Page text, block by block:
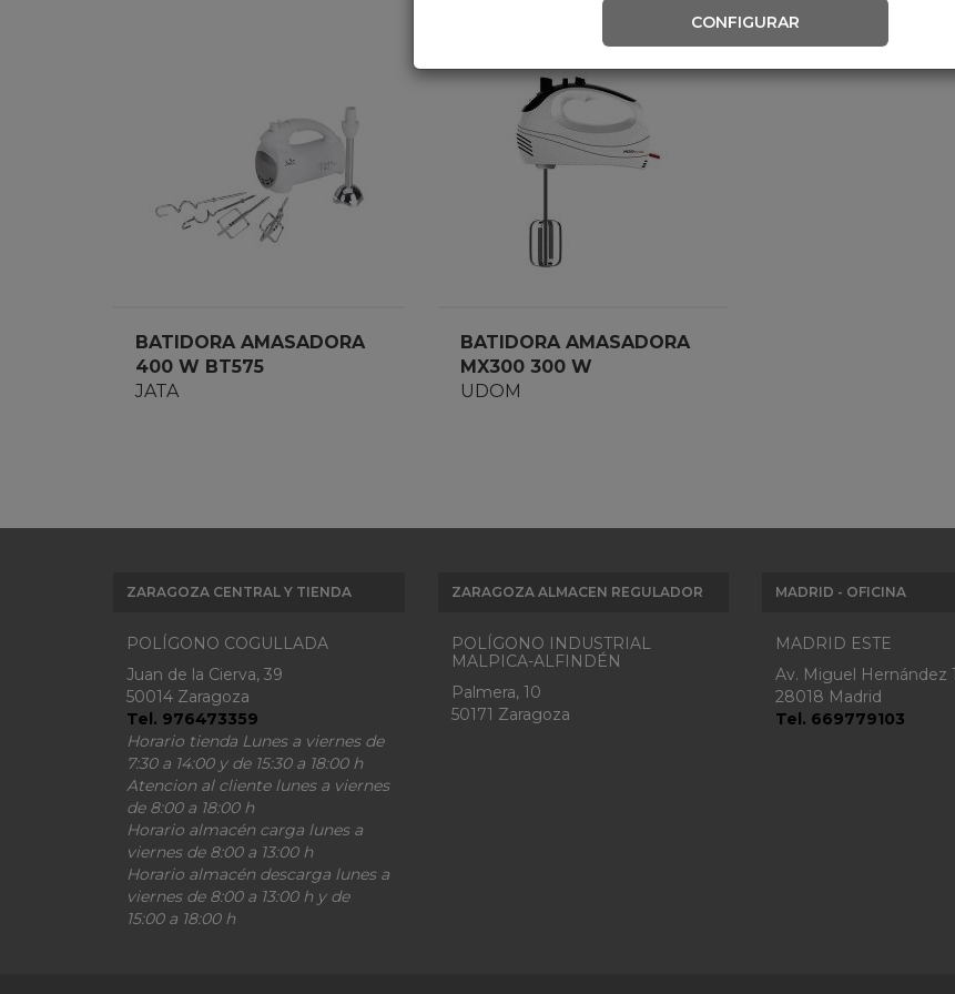
BATIDORA AMASADORA
400 W BT575
JATA
BATIDORA AMASADORA
MX300 300 W
UDOM
ZARAGOZA CENTRAL Y TIENDA
POLÍGONO COGULLADA
Juan de la Cierva, 39
50014 Zaragoza
Tel. 976473359
Horario tienda Lunes a viernes de
7:30 a 14:00 y de 15:30 a 18:00 h
Atencion al cliente lunes a viernes
de 8:00 a 18:00 h
Horario almacén carga lunes a
viernes de 8:00 a 13:00 h
Horario almacén descarga lunes a
viernes de 8:00 a 13:00 h y de
15:00 a 18:00 h
ZARAGOZA ALMACEN REGULADOR
POLÍGONO INDUSTRIAL
MALPICA-ALFINDÉN
Palmera, 10
50171 Zaragoza
MADRID - OFICINA
MADRID ESTE
Av. Miguel Hernández
28018 Madrid
Tel. 669779103
CONFIGURAR